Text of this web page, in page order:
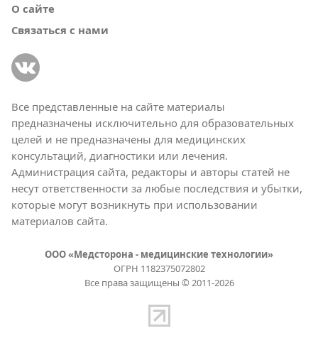
О сайте
Связаться с нами
Все представленные на сайте материалы
предназначены исключительно для образовательных
целей и не предназначены для медицинских
консультаций, диагностики или лечения.
Администрация сайта, редакторы и авторы статей не
несут ответственности за любые последствия и убытки,
которые могут возникнуть при использовании
материалов сайта.
ООО «Медсторона - медицинские технологии»
ОГРН 1182375072802
Все права защищены © 2011-2026